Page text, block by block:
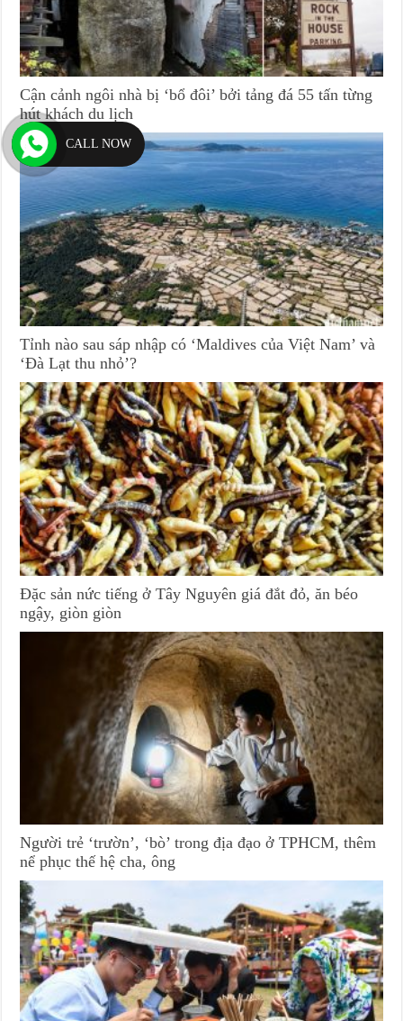
Cận cảnh ngôi nhà bị ‘bổ đôi’ bởi tảng đá 55 tấn từng
hút khách du lịch
Tỉnh nào sau sáp nhập có ‘Maldives của Việt Nam’ và
‘Đà Lạt thu nhỏ’?
Đặc sản nức tiếng ở Tây Nguyên giá đắt đỏ, ăn béo
ngậy, giòn giòn
Người trẻ ‘trườn’, ‘bò’ trong địa đạo ở TPHCM, thêm
nể phục thế hệ cha, ông
CALL NOW